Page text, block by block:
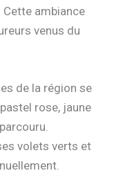
ambiance
venus du
de la région se
rose, jaune
volets verts et